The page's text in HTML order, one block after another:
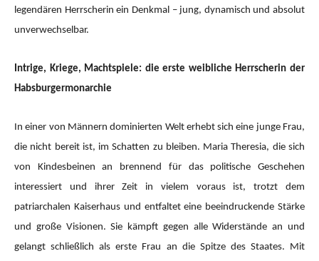
legendären Herrscherin ein Denkmal – jung, dynamisch und absolut
unverwechselbar.
Intrige, Kriege, Machtspiele: die erste weibliche Herrscherin der
Habsburgermonarchie
In einer von Männern dominierten Welt erhebt sich eine junge Frau,
die nicht bereit ist, im Schatten zu bleiben. Maria Theresia, die sich
von Kindesbeinen an brennend für das politische Geschehen
interessiert und ihrer Zeit in vielem voraus ist, trotzt dem
patriarchalen Kaiserhaus und entfaltet eine beeindruckende Stärke
und große Visionen. Sie kämpft gegen alle Widerstände an und
gelangt schließlich als erste Frau an die Spitze des Staates. Mit